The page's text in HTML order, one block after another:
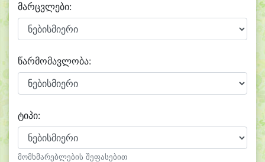
მარცვლები:
წარმომავლობა:
ტიპი:
მომხმარებლების შეფასებით